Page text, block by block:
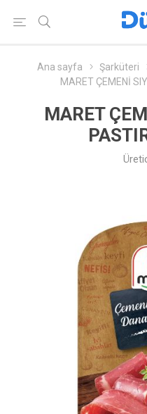
Ana sayfa Şarküteri
MARET ÇEMENİ
MARET